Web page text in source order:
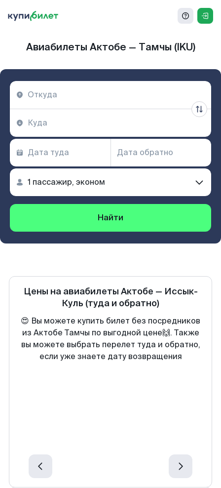
Авиабилеты Актобе — Тамчы (IKU)
Найти
Цены на авиабилеты Актобе — Иссык-
Куль (туда и обратно)
😍 Вы можете купить билет без посредников
из Актобе Тамчы по выгодной цене🙌. Также
вы можете выбрать перелет туда и обратно,
если уже знаете дату возвращения